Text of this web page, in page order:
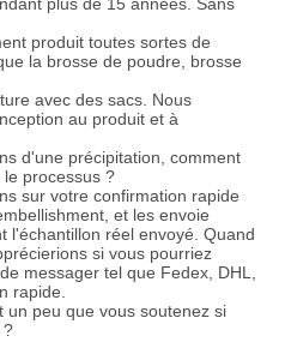
produit toutes sortes de
la brosse de poudre, brosse
avec des sacs. Nous
au produit et à
d'une précipitation, comment
processus ?
sur votre confirmation rapide
et les envoie
l'échantillon réel envoyé. Quand
si vous pourriez
messager tel que Fedex, DHL,
rapide.
un peu que vous soutenez si
?